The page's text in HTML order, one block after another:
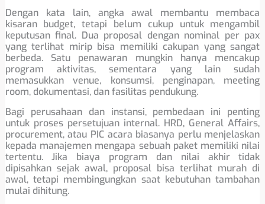
Dengan kata lain, angka awal membantu membaca
kisaran budget, tetapi belum cukup untuk mengambil
keputusan final. Dua proposal dengan nominal per pax
yang terlihat mirip bisa memiliki cakupan yang sangat
berbeda. Satu penawaran mungkin hanya mencakup
program aktivitas, sementara yang lain sudah
memasukkan venue, konsumsi, penginapan, meeting
room, dokumentasi, dan fasilitas pendukung.
Bagi perusahaan dan instansi, pembedaan ini penting
untuk proses persetujuan internal. HRD, General Affairs,
procurement, atau PIC acara biasanya perlu menjelaskan
kepada manajemen mengapa sebuah paket memiliki nilai
tertentu. Jika biaya program dan nilai akhir tidak
dipisahkan sejak awal, proposal bisa terlihat murah di
awal, tetapi membingungkan saat kebutuhan tambahan
mulai dihitung.